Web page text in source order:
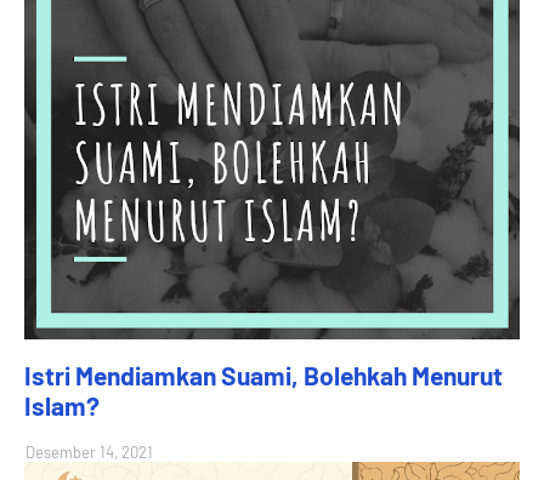
Istri Mendiamkan Suami, Bolehkah Menurut
Islam?
Desember 14, 2021